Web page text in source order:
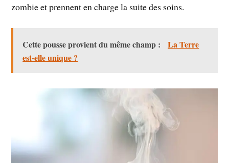
zombie et prennent en charge la suite des soins.
Cette pousse provient du même champ :
La Terre
est-elle unique ?